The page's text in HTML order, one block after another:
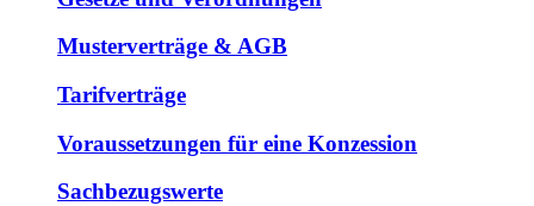
Musterverträge & AGB
Tarifverträge
Voraussetzungen für eine Konzession
Sachbezugswerte